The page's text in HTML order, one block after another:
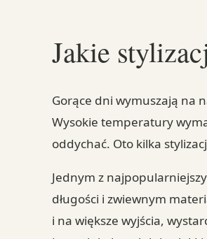
Jakie
Gorące dni wymuszają na
Wysokie temperatury
oddychać. Oto kilka
Jednym z
długości i zwiewnym
i na większe wyjścia,